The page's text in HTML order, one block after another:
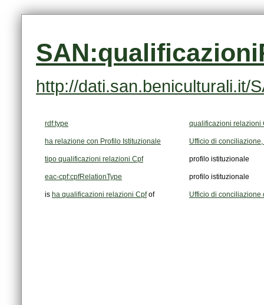
http://dati.san.beniculturali.it/
rdf:type qualificazioni relazioni
ha relazione con Profilo Istituzionale Ufficio di
tipo qualificazioni relazioni Cpf profilo istituzionale
eac-cpf:cpfRelationType profilo istituzionale
is ha qualificazioni relazioni Cpfof Ufficio di conciliazione